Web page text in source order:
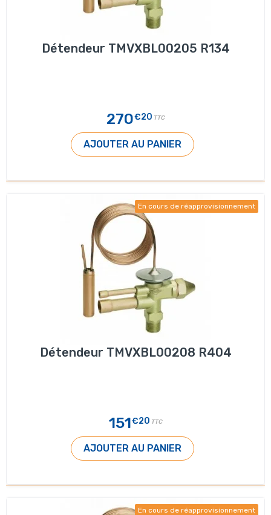
Détendeur TMVXBL00205 R134
270€20 TTC
AJOUTER AU PANIER
En cours de réapprovisionnement
Détendeur TMVXBL00208 R404
151€20 TTC
AJOUTER AU PANIER
En cours de réapprovisionnement